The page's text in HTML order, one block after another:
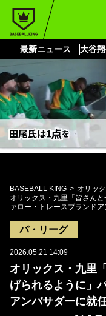
最新ニュース 大谷
BASEBALL KING オリッ
オリックス・九里「皆さん
ァロー・トレースブランド
パ・リーグ
2026.05.21 14:09
オリックス・九里
げられるように」
アンバサダーに就